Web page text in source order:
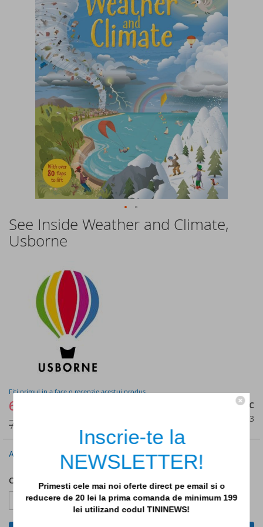
Inscrie-te la
NEWSLETTER!
Primesti cele mai noi oferte direct pe email si o
reducere de 20 lei la prima comanda de minimum 199
lei utilizand codul TININEWS!
See Inside Weather and Climate,
Usborne
Fiti primul in a face o recenzie acestui produs
66,50lei
70,00lei
IN STOC
9781409563983
Anunta-ma cand scade pretul
Cantitate
images
Skip
to
the